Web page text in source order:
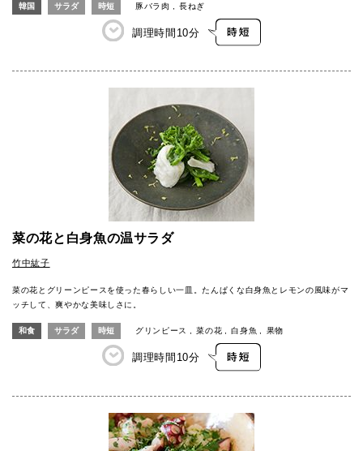
韓国 サラダ 時短 豚バラ肉 長ねぎ
調理時間 10分
菜の花と白身魚の温サラダ
竹中紘子
菜の花とグリーンピースを使った春らしい一皿。たんぱくな白身魚とレモンの風味がマ
ッチして、爽やかな美味しさに。
和食 サラダ 時短 グリンピース 菜の花 白身魚 果物
調理時間 10分